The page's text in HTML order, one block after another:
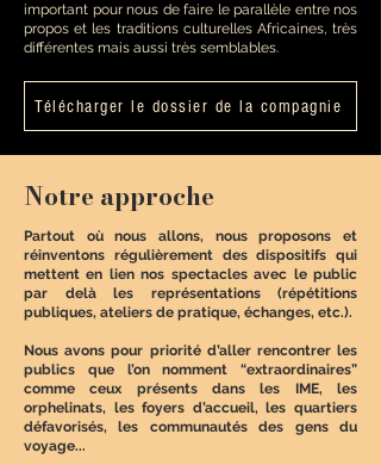
important pour nous de faire le parallèle entre nos
propos et les traditions culturelles Africaines, très
différentes mais aussi très semblables.
Télécharger le dossier de la compagnie
Notre approche
Partout où nous allons, nous proposons et
réinventons régulièrement des dispositifs qui
mettent en lien nos spectacles avec le public
par delà les représentations (répétitions
publiques, ateliers de pratique, échanges, etc.).
Nous avons pour priorité d’aller rencontrer les
publics que l’on nomment “extraordinaires”
comme ceux présents dans les IME, les
orphelinats, les foyers d’accueil, les quartiers
défavorisés, les communautés des gens du
voyage...